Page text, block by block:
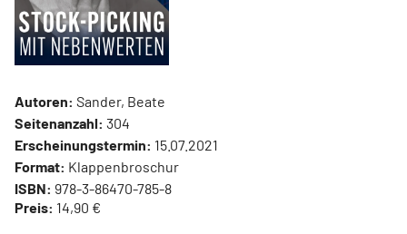
Autoren: Sander, Beate
Seitenanzahl: 304
Erscheinungstermin: 15.07.2021
Format: Klappenbroschur
ISBN: 978-3-86470-785-8
Preis: 14,90 €